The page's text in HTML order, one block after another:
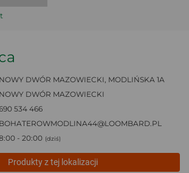
NOWY DWÓR MAZOWIECKI, MODLIŃSKA 1A
NOWY DWÓR MAZOWIECKI
534 466
BOHATEROWMODLINA44@LOOMBARD.PL
- 20:00 (dziś)
Produkty z tej lokalizacji